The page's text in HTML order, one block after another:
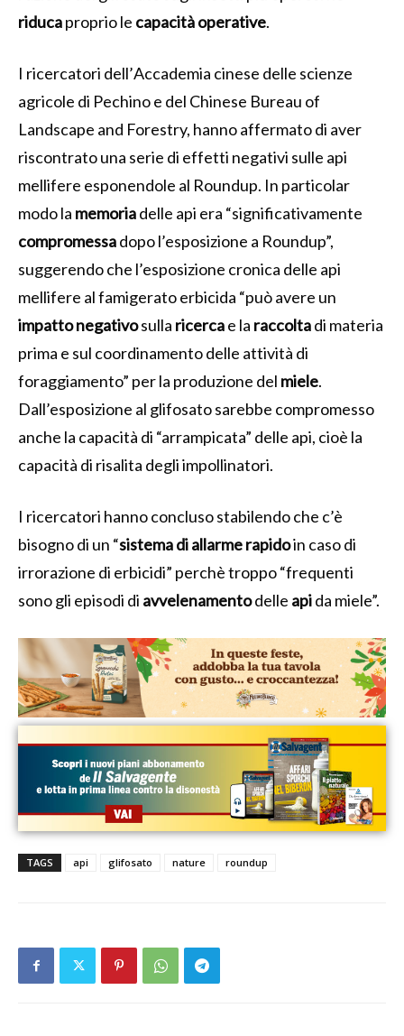
riducaproprio le capacitàoperative.
I ricercatori dell’Accademia cinese delle scienze
agricole di Pechino e del Chinese Bureau of
Landscape and Forestry, hanno affermato di aver
riscontrato una serie di effetti negativi sulle api
mellifere esponendole al Roundup. In particolar
modo la memoriadelle api era “significativamente
compromessadopo l’esposizione a Roundup”,
suggerendo che l’esposizione cronica delle api
mellifere al famigerato erbicida “può avere un
impattonegativosulla ricercae la raccoltadi materia
prima e sul coordinamento delle attività di
foraggiamento” per la produzione del miele.
Dall’esposizione al glifosato sarebbe compromesso
anche la capacità di “arrampicata” delle api, cioè la
capacità di risalita degli impollinatori.
I ricercatori hanno concluso stabilendo che c’è
bisogno di un “sistema di allarme rapidoin caso di
irrorazione di erbicidi” perchè troppo “frequenti
sono gli episodi di avvelenamentodelle apida miele”.
TAGS api glifosato nature roundup